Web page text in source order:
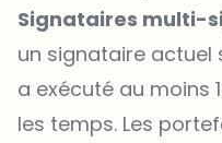
Signataires multi-
un signataire actuel
a exécuté au moins
les temps. Les